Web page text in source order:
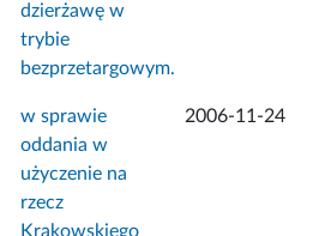
dzierżawę w
trybie
bezprzetargowym.
w sprawie
oddania w
użyczenie na
rzecz
Krakowskiego
2006-11-24